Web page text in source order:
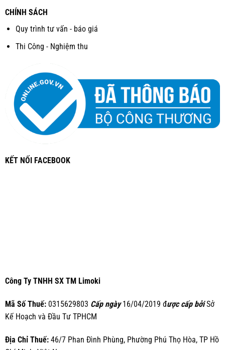
CHÍNH SÁCH
Quy trình tư vấn - báo giá
Thi Công - Nghiệm thu
KẾT NỐI FACEBOOK
Công Ty TNHH SX TM Limoki
Mã Số Thuế:0315629803 Cấp ngày16/04/2019 được cấp bởiSở
Kế Hoạch và Đầu Tư TPHCM
Địa Chỉ Thuế:46/7 Phan Đình Phùng, Phường Phú Thọ Hòa, TP Hồ